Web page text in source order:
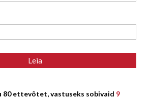
80 ettevõtet, vastuseks sobivaid 9